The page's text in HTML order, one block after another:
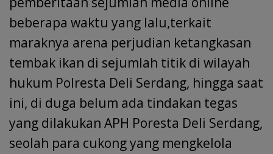
beberapa waktu yang lalu,terkait
maraknya arena perjudian ketangkasan
tembak ikan di sejumlah titik di wilayah
hukum Polresta Deli Serdang, hingga saat
ini, di duga belum ada tindakan tegas
yang dilakukan APH Poresta Deli Serdang,
seolah para cukong yang mengkelola